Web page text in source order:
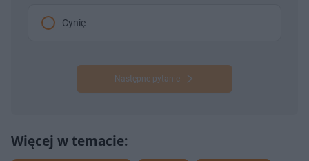
Cynię
Następne pytanie